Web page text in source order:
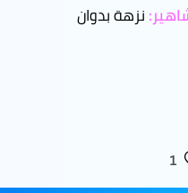
نزهة بدوان
1